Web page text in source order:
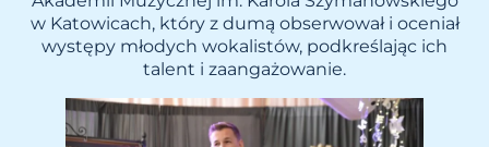
w Katowicach, który z dumą obserwował i oceniał
występy młodych wokalistów, podkreślając ich
talent i zaangażowanie.